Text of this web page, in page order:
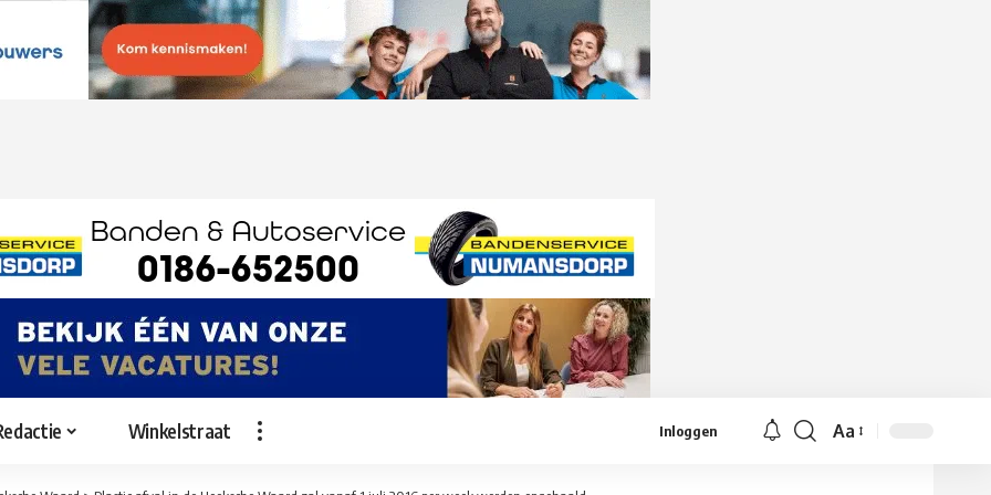
Winkelstraat Inloggen
Lettergrootte
Aa